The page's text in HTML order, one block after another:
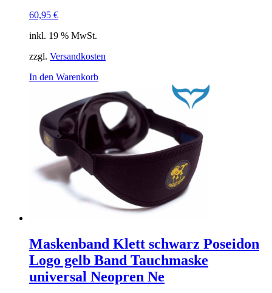
60,95 €
inkl. 19 % MwSt.
zzgl. Versandkosten
In den Warenkorb
Maskenband Klett schwarz Poseidon
Logo gelb Band Tauchmaske
universal Neopren Ne